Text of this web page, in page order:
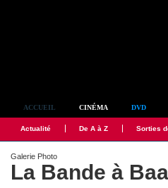
ACCUEIL CINÉMA DVD
Actualité De A à Z Sorties
Galerie Photo
La Bande à